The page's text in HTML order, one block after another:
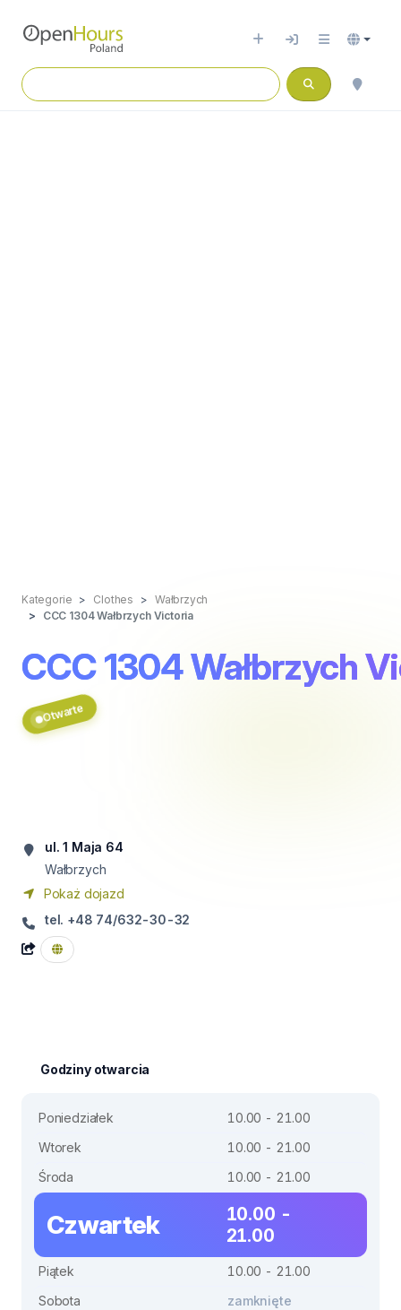
Kategorie Clothes
Wałbrzych
CCC 1304 Wałbrzych Victoria
CCC 1304 Wałbrzych
Otwarte
ul. 1 Maja 64
Wałbrzych
Pokaż dojazd
tel. +48 74/632-30-32
Godziny otwarcia
Poniedziałek
10.00 - 21.00
Wtorek
10.00 - 21.00
Środa
10.00 - 21.00
Czwartek
10.00 -
21.00
Piątek
10.00 - 21.00
Sobota
zamknięte